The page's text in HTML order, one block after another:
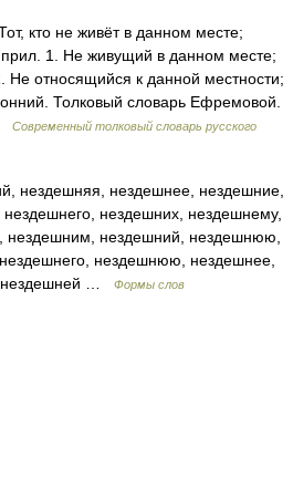
кто не живёт в данном месте;
1. Не живущий в данном месте;
Не относящийся к данной местности;
Толковый словарь Ефремовой.
Современный толковый словарь русского
нездешняя, нездешнее, нездешние,
нездешних, нездешнему,
нездешним, нездешний, нездешнюю,
нездешнюю, нездешнее,
нездешней …
Формы слов